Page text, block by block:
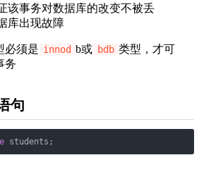
该事务对数据库的改变不被丢
库出现故障
必须是 innod b或 bdb 类型，才可
务
句
students;